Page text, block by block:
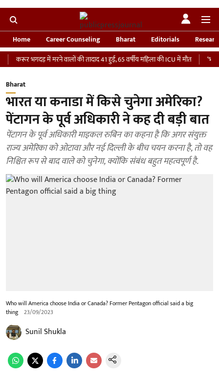
Home Career Counseling Bharat Editorials
भगदड़ में मरने वालों की तादाद 41 हुई, 65 वर्षीय महिला की ICU में मौत
‘भारतीय सेना
Bharat
भारत या कनाडा में किसे चुनेगा अमेरिका?
पेंटागन के पूर्व अधिकारी ने कह दी बड़ी बात
पेंटागन के पूर्व अधिकारी माइकल रुबिन का कहना है कि अगर संयुक्त
राज्य अमेरिका को ओटावा और नई दिल्ली के बीच चयन करना है, तो वह
निश्चित रूप से बाद वाले को चुनेगा, क्योंकि संबंध बहुत महत्वपूर्ण है.
Who will America choose India or Canada? Former Pentagon official said a big
thing 23/09/2023
Sunil Shukla